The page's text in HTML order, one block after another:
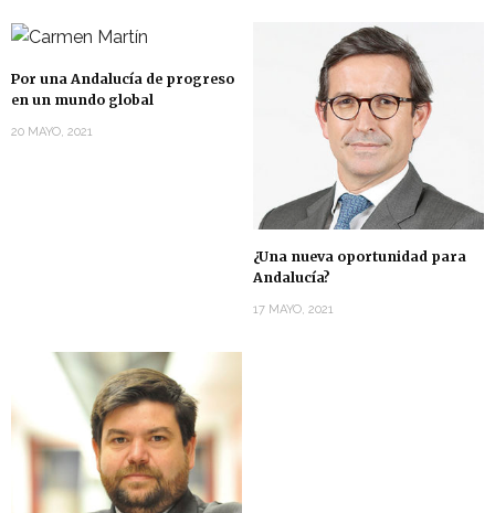
Por una Andalucía de progreso
en un mundo global
20 MAYO, 2021
¿Una nueva oportunidad para
Andalucía?
17 MAYO, 2021